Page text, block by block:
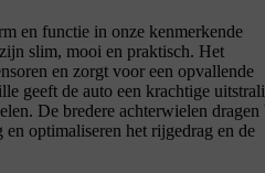
en functie in onze kenmerkende
slim, mooi en praktisch. Het
en zorgt voor een opvallende
geeft de auto een krachtige
De bredere achterwielen dragen
optimaliseren het rijgedrag en de